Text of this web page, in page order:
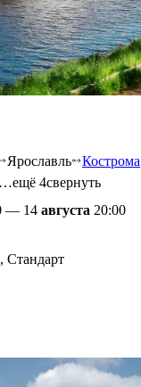
Ярославль Кострома
…ещё 4свернуть
— 14 августа 20:00
, Стандарт